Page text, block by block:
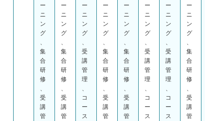
ー
ニ
ン
グ
集
合
研
修
受
講
管
ー
ニ
ン
グ
集
合
研
修
受
講
管
ー
ニ
ン
グ
受
講
管
理
コ
ー
ス
ー
ニ
ン
グ
集
合
研
修
受
講
管
ー
ニ
ン
グ
集
合
研
修
受
講
管
ー
ニ
ン
グ
受
講
管
理
コ
ー
ス
ー
ニ
ン
グ
受
講
管
理
コ
ー
ス
ー
ニ
ン
グ
集
合
研
修
受
講
管